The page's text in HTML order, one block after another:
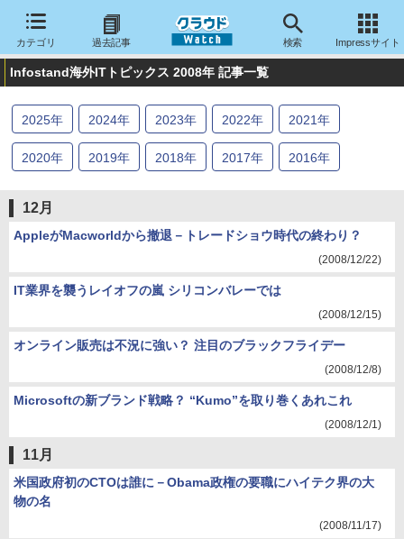
カテゴリ 過去記事 検索 Impressサイト
Infostand海外ITトピックス 2008年 記事一覧
2025年 2024年 2023年 2022年 2021年
2020年 2019年 2018年 2017年 2016年
2010年 2009年 2008 年 2007年 2006年
12月
AppleがMacworldから撤退－トレードショウ時代の終わり？
(2008/12/22)
IT業界を襲うレイオフの嵐 シリコンバレーでは
(2008/12/15)
オンライン販売は不況に強い？ 注目のブラックフライデー
(2008/12/8)
Microsoftの新ブランド戦略？ “Kumo”を取り巻くあれこれ
(2008/12/1)
11月
米国政府初のCTOは誰に－Obama政権の要職にハイテク界の大
物の名
(2008/11/17)